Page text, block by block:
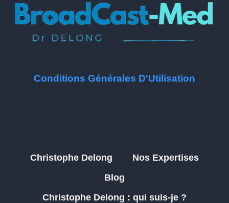
Conditions Générales D'Utilisation
Christophe Delong
Nos Expertises
Blog
Christophe Delong : qui suis-je ?